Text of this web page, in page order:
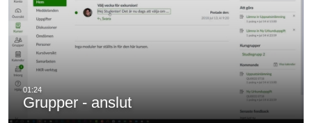
Grupper - anslut